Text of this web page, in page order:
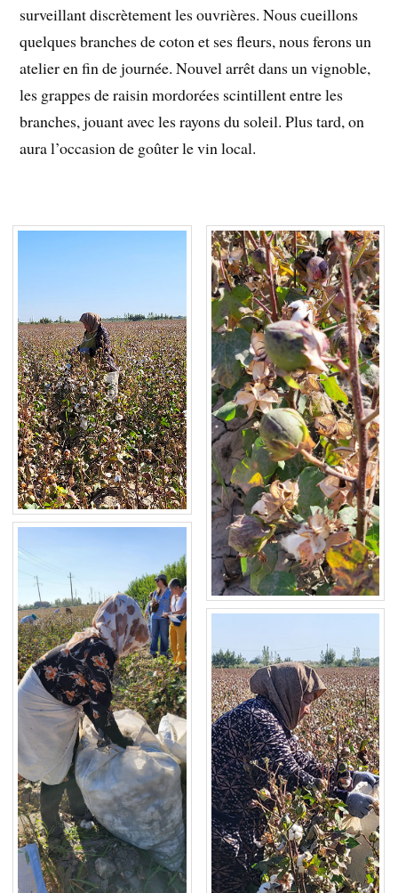
surveillant discrètement les ouvrières. Nous cueillons
quelques branches de coton et ses fleurs, nous ferons un
atelier en fin de journée. Nouvel arrêt dans un vignoble,
les grappes de raisin mordorées scintillent entre les
branches, jouant avec les rayons du soleil. Plus tard, on
aura l’occasion de goûter le vin local.